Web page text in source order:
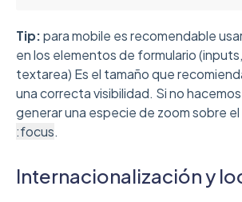
Tip:para mobile es recomendable
en los elementos de formulario
textarea) Es el tamaño que
una correcta visibilidad. Si no
generar una especie de zoom sobre
:focus.
Internacionalización y